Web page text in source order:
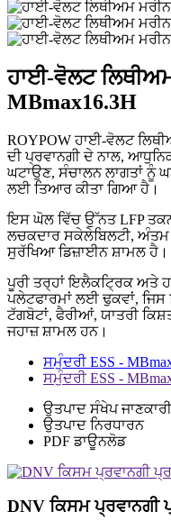
ਹਾਈ-ਵੋਲਟ
MBmax16.3H
ROYPOW ਹਾਈ-ਵੋਲਟ
ਦੀ ਪ੍ਰਵਾਨਗੀ ਦੇ ਨਾਲ,
ਘਟਾਉਣ, ਸੰਚਾਲਨ ਲਾਗਤਾਂ ਨੂੰ
ਲਈ ਤਿਆਰ ਕੀਤਾ ਗਿਆ ਹੈ।
ਇਸ ਘੋਲ ਵਿੱਚ ਉੱਨਤ LFP
ਲਚਕਦਾਰ ਸਕੇਲੇਬਿਲਟੀ,
ਸੁਰੱਖਿਆ ਡਿਜ਼ਾਈਨ ਸ਼ਾਮਲ ਹੈ।
ਪੂਰੀ ਤਰ੍ਹਾਂ ਇਲੈਕਟ੍ਰਿਕ ਅਤੇ
ਪਲੇਟਫਾਰਮਾਂ ਲਈ ਢੁਕਵਾਂ,
ਟੱਗਬੋਟਾਂ, ਫੈਰੀਆਂ, ਯਾਤਰੀ
ਜਹਾਜ਼ ਸ਼ਾਮਲ ਹਨ।
ਸਮੁੰਦਰੀ ESS -
ਸਮੁੰਦਰੀ ESS -
ਉਤਪਾਦ ਸੰਖੇਪ ਜਾਣਕਾਰੀ
ਉਤਪਾਦ ਨਿਰਧਾਰਨ
PDF ਡਾਊਨਲੋਡ
DNV ਕਿਸਮ ਪ੍ਰਵਾਨਗੀ